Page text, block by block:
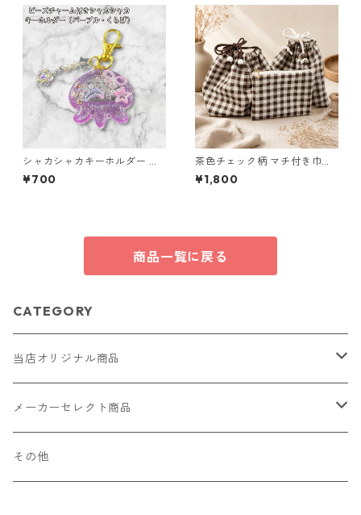
シャカシャカキーホルダー く
らげ レジン キーホルダー パー
プル ビーズ チャーム付き かわ
ゆめかわ ギフト
¥700
茶色チェック柄 マチ付き巾
着・巾着・ミニポーチ 3点セッ
ト O66 巾着袋 布小物 ハンド
¥1,800
商品一覧に戻る
CATEGORY
当店オリジナル商品
レザー（革）
ロングウォレット
ストラップ
メーカーセレクト商品
財布・キーケース・カードケース
その他